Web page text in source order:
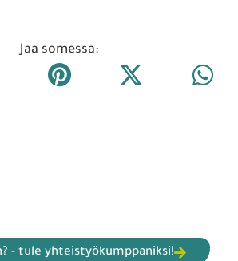
Jaa somessa:
- tule yhteistyökumppaniksi!